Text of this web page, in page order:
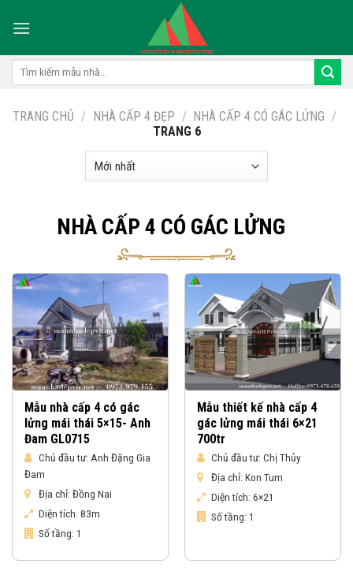
Tìm
TRANG CHỦ / NHÀ CẤP 4 ĐẸP / NHÀ CẤP 4 CÓ GÁC LỬNG /
TRANG 6
NHÀ CẤP 4 CÓ GÁC LỬNG
Mẫu nhà cấp 4 có gác
lửng mái thái 5×15- Anh
Đam GL0715
Chủ đầu tư: Anh Đặng Gia
Đam
Địa chỉ: Đồng Nai
Diện tích: 83m
Số tầng: 1
Mẫu thiết kế nhà cấp 4
gác lửng mái thái 6×21
700tr
Chủ đầu tư: Chị Thủy
Địa chỉ: Kon Tum
Diện tích: 6×21
Số tầng: 1